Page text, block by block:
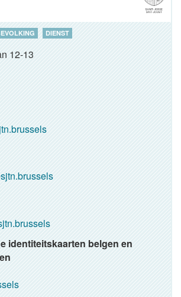
DIENST
12-13
identiteitskaarten belgen en